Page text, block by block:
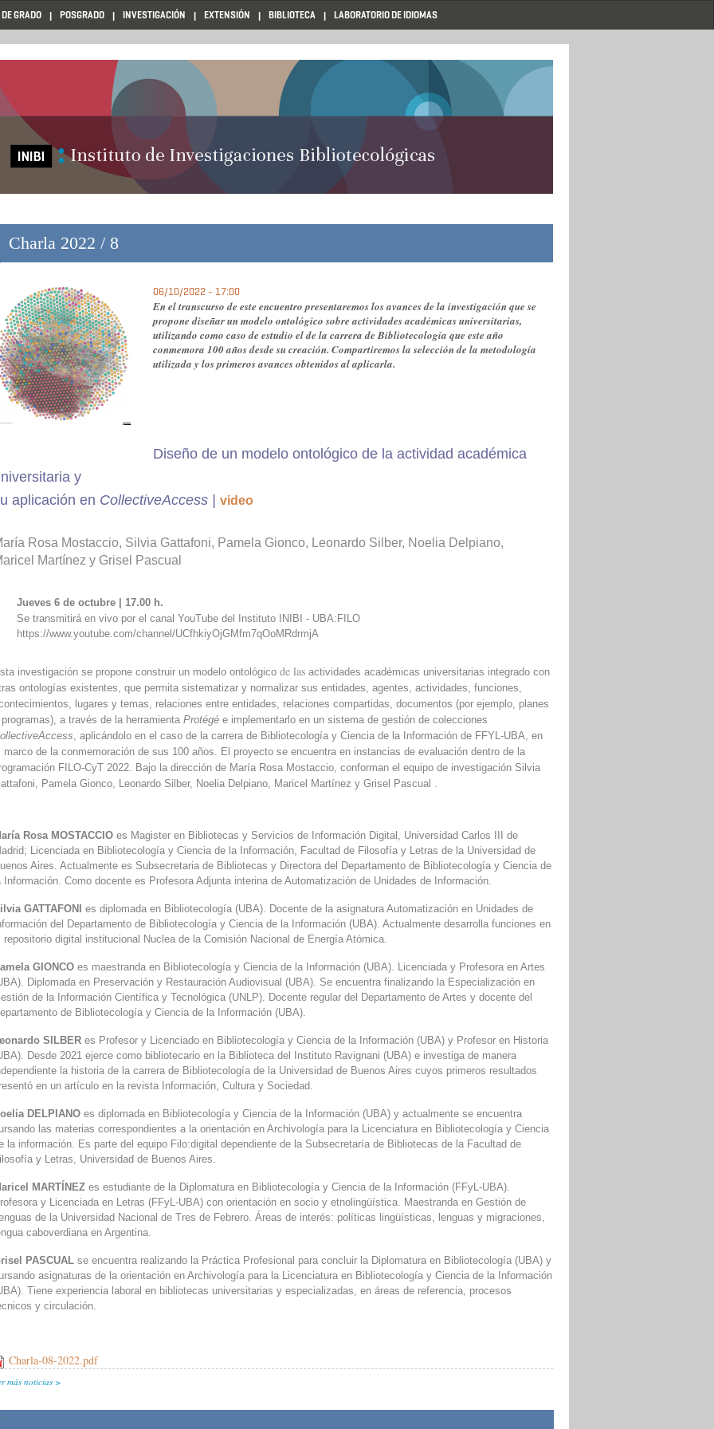
GRADO POSGRADO INVESTIGACIÓN EXTENSIÓN BIBLIOTECA LABORATORIO DE IDIOMAS
Charla 2022 / 8
06/10/2022 - 17:00
En el transcurso de este encuentro presentaremos los avances de la investigación que se
propone diseñar un modelo ontológico sobre actividades académicas universitarias,
utilizando como caso de estudio el de la carrera de Bibliotecología que este año
conmemora 100 años desde su creación. Compartiremos la selección de la metodología
utilizada y los primeros avances obtenidos al aplicarla.
Diseño de un modelo ontológico de la actividad académica
y
aplicación en CollectiveAccess | video
Rosa Mostaccio, Silvia Gattafoni, Pamela Gionco, Leonardo Silber, Noelia Delpiano,
Martínez y Grisel Pascual
Jueves 6 de octubre | 17.00 h.
Se transmitirá en vivo por el canal YouTube del Instituto
INIBI - UBA:FILO
https://www.youtube.com/channel/UCfhkiyOjGMfm7qOoMRdrmjA
investigación se propone construir un modelo ontológico de las actividades académicas universitarias integrado con
ontologías existentes, que permita sistematizar y normalizar sus entidades, agentes, actividades, funciones,
lugares y temas, relaciones entre entidades, relaciones compartidas, documentos (por ejemplo, planes
a través de la herramienta Protégé e implementarlo en un sistema de gestión de colecciones
, aplicándolo en el caso de la carrera de Bibliotecología y Ciencia de la Información de FFYL-UBA, en
marco de la conmemoración de sus 100 años. El proyecto se encuentra en instancias de evaluación dentro de la
FILO-CyT 2022. Bajo la dirección de María Rosa Mostaccio, conforman el equipo de investigación Silvia
Pamela Gionco, Leonardo Silber, Noelia Delpiano, Maricel Martínez y Grisel Pascual .
Rosa MOSTACCIO es Magister en Bibliotecas y Servicios de Información Digital, Universidad Carlos III de
Licenciada en Bibliotecología y Ciencia de la Información, Facultad de Filosofía y Letras de la Universidad de
Aires. Actualmente es Subsecretaria de Bibliotecas y Directora del Departamento de Bibliotecología y Ciencia de
Información. Como docente es Profesora Adjunta interina de Automatización de Unidades de Información.
GATTAFONI
es diplomada en Bibliotecología (UBA). Docente de la asignatura Automatización en Unidades de
del Departamento de Bibliotecología y Ciencia de la Información (UBA). Actualmente desarrolla funciones en
repositorio digital institucional Nuclea de la Comisión Nacional de Energía Atómica.
GIONCO es maestranda en Bibliotecología y Ciencia de la Información (UBA). Licenciada y Profesora en Artes
Diplomada en Preservación y Restauración Audiovisual (UBA). Se encuentra finalizando la Especialización en
de la Información Científica y Tecnológica (UNLP). Docente regular del Departamento de Artes y docente del
de Bibliotecología y Ciencia de la Información (UBA).
SILBER es Profesor y Licenciado en Bibliotecología y Ciencia de la Información (UBA) y Profesor en Historia
Desde 2021 ejerce como bibliotecario en la Biblioteca del Instituto Ravignani (UBA) e investiga de manera
la historia de la carrera de Bibliotecología de la Universidad de Buenos Aires cuyos primeros resultados
en un artículo en la revista Información, Cultura y Sociedad.
DELPIANO es diplomada en Bibliotecología y Ciencia de la Información (UBA) y actualmente se encuentra
las materias correspondientes a la orientación en Archivología para la Licenciatura en Bibliotecología y Ciencia
la información. Es parte del equipo Filo:digital dependiente de la Subsecretaría de Bibliotecas de la Facultad de
y Letras, Universidad de Buenos Aires.
MARTÍNEZ es estudiante de la Diplomatura en Bibliotecología y Ciencia de la Información (FFyL-UBA).
y Licenciada en Letras (FFyL-UBA) con orientación en socio y etnolingüística. Maestranda en Gestión de
de la Universidad Nacional de Tres de Febrero. Áreas de interés: políticas lingüísticas, lenguas y migraciones,
caboverdiana en Argentina.
PASCUAL se encuentra realizando la Práctica Profesional para concluir la Diplomatura en Bibliotecología (UBA) y
asignaturas de la orientación en Archivología para la Licenciatura en Bibliotecología y Ciencia de la Información
Tiene experiencia laboral en bibliotecas universitarias y especializadas, en áreas de referencia, procesos
y circulación.
Charla-08-2022.pdf
más noticias